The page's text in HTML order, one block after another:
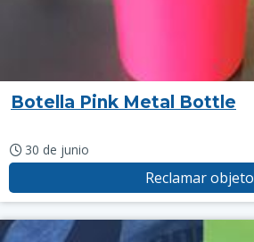
Botella Pink Metal Bottle
30 de junio
Reclamar objeto